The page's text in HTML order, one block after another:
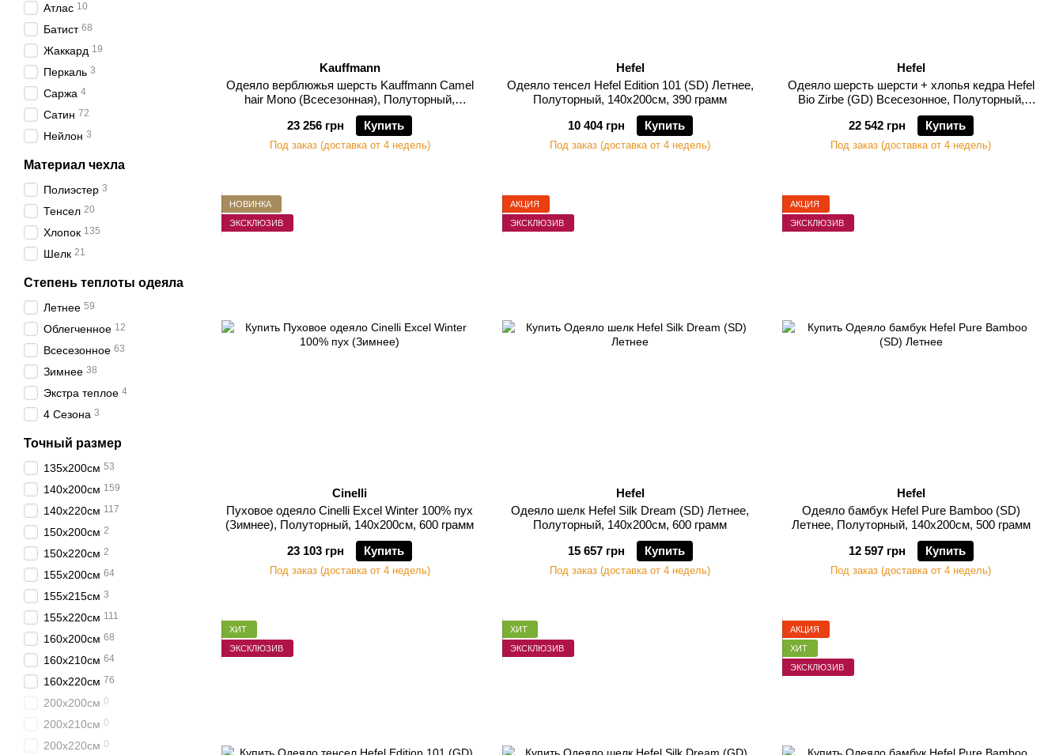
Kauffmann
Одеяло верблюжья шерсть Kauffmann Camel
hair Mono (Всесезонная), Полуторный,
135х200см, 1000 грамм
23 256 грн
Купить
Под заказ (доставка от 4 недель)
Hefel
Одеяло тенсел Hefel Edition 101 (SD) Летнее,
Полуторный, 140х200см, 390 грамм
10 404 грн
Купить
Под заказ (доставка от 4 недель)
Hefel
Одеяло шерсть шерсти + хлопья кедра Hefel
Bio Zirbe (GD) Всесезонное, Полуторный,
140х200см, 1260 грамм
22 542 грн
Купить
Под заказ (доставка от 4 недель)
НОВИНКА
ЭКСКЛЮЗИВ
Cinelli
Пуховое одеяло Cinelli Excel Winter 100% пух
(Зимнее), Полуторный, 140х200см, 600 грамм
23 103 грн
Купить
Под заказ (доставка от 4 недель)
АКЦИЯ
ЭКСКЛЮЗИВ
Hefel
Одеяло шелк Hefel Silk Dream (SD) Летнее,
Полуторный, 140х200см, 600 грамм
15 657 грн
Купить
Под заказ (доставка от 4 недель)
АКЦИЯ
ЭКСКЛЮЗИВ
Hefel
Одеяло бамбук Hefel Pure Bamboo (SD)
Летнее, Полуторный, 140х200см, 500 грамм
12 597 грн
Купить
Под заказ (доставка от 4 недель)
ХИТ
ЭКСКЛЮЗИВ
ХИТ
ЭКСКЛЮЗИВ
АКЦИЯ
ХИТ
ЭКСКЛЮЗИВ
Атлас 10
Батист 68
Жаккард 19
Перкаль 3
Саржа 4
Сатин 72
Нейлон 3
Материал чехла
Полиэстер 3
Тенсел 20
Хлопок 135
Шелк 21
Степень теплоты одеяла
Летнее 59
Облегченное 12
Всесезонное 63
Зимнее 38
Экстра теплое 4
4 Сезона 3
Точный размер
135х200см 53
140х200см 159
140х220см 117
150х200см 2
150х220см 2
155х200см 64
155х215см 3
155х220см 111
160х200см 68
160х210см 64
160х220см 76
200х200см 0
200х210см 0
200х220см 0